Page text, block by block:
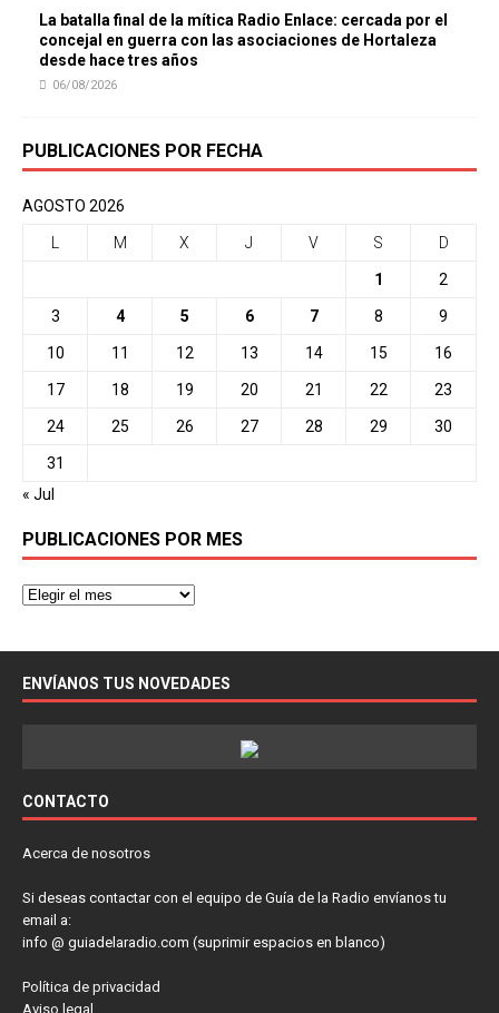
La batalla final de la mítica Radio Enlace: cercada por el
concejal en guerra con las asociaciones de Hortaleza
desde hace tres años
06/08/2026
PUBLICACIONES POR FECHA
AGOSTO 2026
M X J V S D
1 2
3 4 5 6 7 8 9
10 11 12 13 14 15 16
17 18 19 20 21 22 23
24 25 26 27 28 29 30
31
« Jul
PUBLICACIONES POR MES
ENVÍANOS TUS NOVEDADES
CONTACTO
Acerca de nosotros
Si deseas contactar con el equipo de Guía de la Radio envíanos tu
email a:
info @ guiadelaradio.com (suprimir espacios en blanco)
Política de privacidad
Aviso legal